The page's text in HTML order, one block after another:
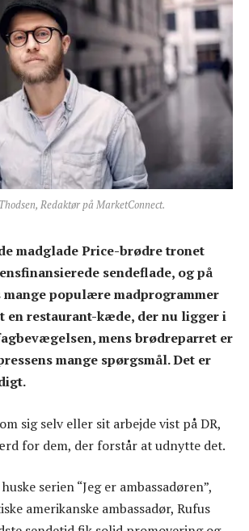
Redaktør på MarketConnect.
madglade Price-brødre tronet
sendeflade, og på
mange populære madprogrammer
en restaurant-kæde, der nu ligger i
mens brødreparret er
mange spørgsmål. Det er
sig selv eller sit arbejde vist på DR,
for dem, der forstår at udnytte det.
serien “Jeg er ambassadøren”,
amerikanske ambassadør, Rufus